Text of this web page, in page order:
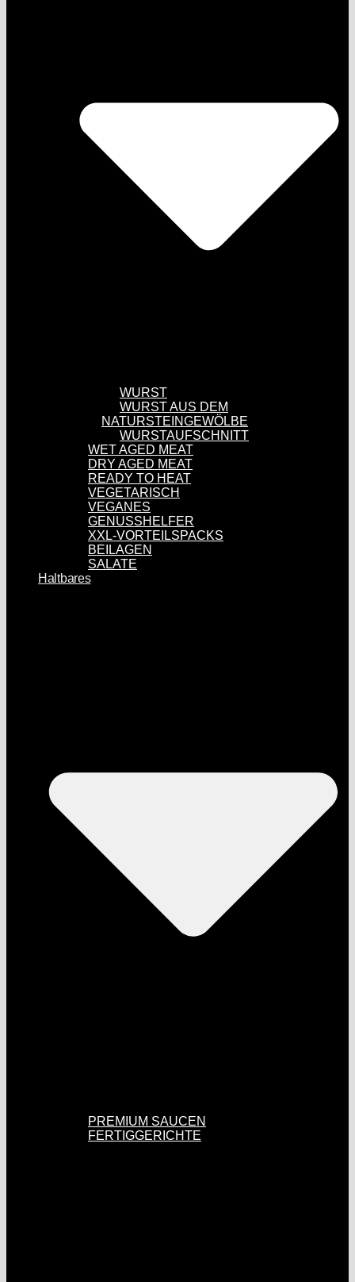
WURST
WURST AUS DEM
NATURSTEINGEWÖLBE
WURSTAUFSCHNITT
WET AGED MEAT
DRY AGED MEAT
READY TO HEAT
VEGETARISCH
VEGANES
GENUSSHELFER
XXL-VORTEILSPACKS
BEILAGEN
SALATE
Haltbares
PREMIUM SAUCEN
FERTIGGERICHTE